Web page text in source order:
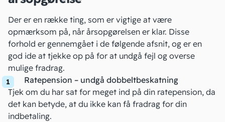
Der er en række ting, som er vigtige at være
opmærksom på, når årsopgørelsen er klar. Disse
forhold er gennemgået i de følgende afsnit, og er en
god ide at tjekke op på for at undgå fejl og overse
mulige fradrag.
Ratepension – undgå dobbeltbeskatning
Tjek om du har sat for meget ind på din ratepension, da
det kan betyde, at du ikke kan få fradrag for din
indbetaling.